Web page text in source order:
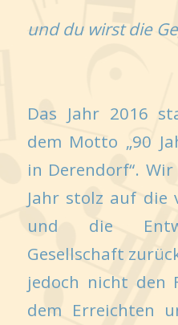
und du wirst die
Das Jahr 2016
dem Motto „90
in Derendorf“.
Jahr stolz auf die
und die
Gesellschaft
jedoch nicht den
dem Erreichten